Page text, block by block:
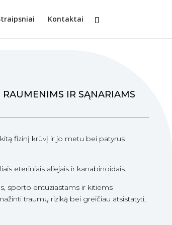
Kontaktai
IR SĄNARIAMS
fizinį krūvį ir jo metu bei patyrus
eteriniais aliejais ir kanabinoidais.
sporto entuziastams ir kitiems
traumų riziką bei greičiau atsistatyti,